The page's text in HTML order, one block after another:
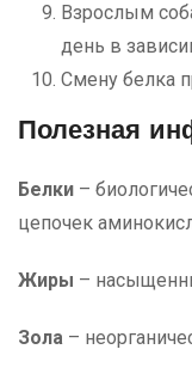
Взрослым
день в
Смену белка
Полезная
Белки –
цепочек
Жиры –
Зола –